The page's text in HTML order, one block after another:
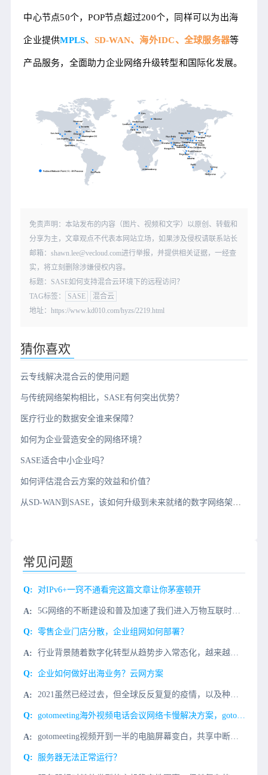
中心节点50个，POP节点超过200个，同样可以为出海
企业提供MPLS、SD-WAN、海外IDC、全球服务器等
产品服务，全面助力企业网络升级转型和国际化发展。
免责声明：本站发布的内容（图片、视频和文字）以原创、转载和
分享为主，文章观点不代表本网站立场，如果涉及侵权请联系站长
邮箱：shawn.lee@vecloud.com进行举报，并提供相关证据，一经查
实，将立刻删除涉嫌侵权内容。
标题：SASE如何支持混合云环境下的远程访问？
TAG标签：
SASE
混合云
地址：https://www.kd010.com/hyzs/2219.html
猜你喜欢
云专线解决混合云的使用问题
与传统网络架构相比，SASE有何突出优势？
医疗行业的数据安全谁来保障？
如何为企业营造安全的网络环境？
SASE适合中小企业吗？
如何评估混合云方案的效益和价值？
从SD-WAN到SASE，该如何升级到未来就绪的数字网络架构？
常见问题
对IPv6+一窍不通看完这篇文章让你茅塞顿开
5G网络的不断建设和普及加速了我们进入万物互联时代的步伐。我们的整个互联网正在发生翻天覆地的变化。网络连接数量和流量的快速增加对网络的承载和传输能力提出了前所未有的挑战。除了速度和带宽，5G在垂直行业
零售企业门店分散，企业组网如何部署？
行业背景随着数字化转型从趋势步入常态化，越来越多的零售企业深刻领会到新技术对行业的重塑力量。对零售企业而言，在数字化与智能化过程中，需对新零售实现的基础（网络）进行规划与实施，以实现总部与门店、门店与
企业如何做好出海业务？云网方案
2021虽然已经过去，但全球反反复复的疫情，以及种种不确定性，仍催促着企业不断探索转型和增长之路。而海外市场正成为中国企业发展新的蓝海。几十年改革开放的积累和互联网的飞速发展，使得中国企业创新力和竞争
gotomeeting海外视频电话会议网络卡慢解决方案，gotomeeting视频专线
gotomeeting视频开到一半的电脑屏幕变白，共享中断，视频掉线，模糊，主要是网络问题，gotomeeting视频会议对端服务器在国外欧美等国家，服务器数据传输缓慢，有丢包的原因。解决gotome...
服务器无法正常运行？